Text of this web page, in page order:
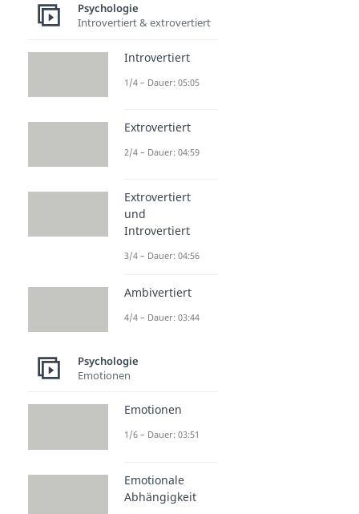
Psychologie
Introvertiert & extrovertiert
Introvertiert
1/4 – Dauer: 05:05
Extrovertiert
2/4 – Dauer: 04:59
Extrovertiert
und
Introvertiert
3/4 – Dauer: 04:56
Ambivertiert
4/4 – Dauer: 03:44
Psychologie
Emotionen
Emotionen
1/6 – Dauer: 03:51
Emotionale
Abhängigkeit